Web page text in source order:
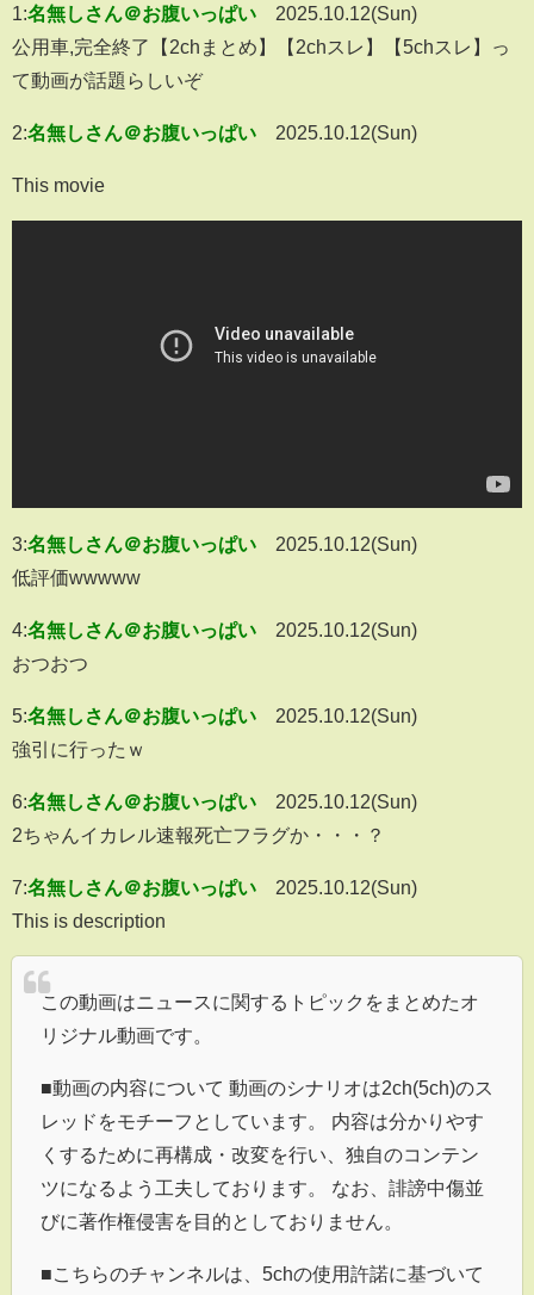
1:名無しさん＠お腹いっぱい
2025.10.12(Sun)
公用車,完全終了【2chまとめ】【2chスレ】【5chスレ】っ
て動画が話題らしいぞ
2:名無しさん＠お腹いっぱい 2025.10.12(Sun)
This movie
3:名無しさん＠お腹いっぱい
2025.10.12(Sun)
低評価wwwww
4:名無しさん＠お腹いっぱい
2025.10.12(Sun)
おつおつ
5:名無しさん＠お腹いっぱい
2025.10.12(Sun)
強引に行ったｗ
6:名無しさん＠お腹いっぱい
2025.10.12(Sun)
2ちゃんイカレル速報死亡フラグか・・・？
7:名無しさん＠お腹いっぱい
2025.10.12(Sun)
This is description
この動画はニュースに関するトピックをまとめたオ
リジナル動画です。
■動画の内容について 動画のシナリオは2ch(5ch)のス
レッドをモチーフとしています。 内容は分かりやす
くするために再構成・改変を行い、独自のコンテン
ツになるよう工夫しております。 なお、誹謗中傷並
びに著作権侵害を目的としておりません。
■こちらのチャンネルは、5chの使用許諾に基づいて